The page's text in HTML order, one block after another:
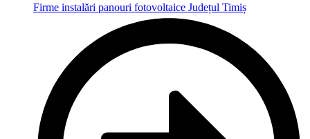
Firme instalări panouri fotovoltaice Județul Timiș